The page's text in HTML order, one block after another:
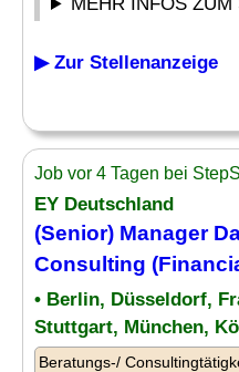
▶ Zur Stellenanzeige
Job vor 4 Tagen bei
EY Deutschland
(Senior) Manager
Consulting
• Berlin, Düsseldorf,
Stuttgart, München,
Beratungs-/